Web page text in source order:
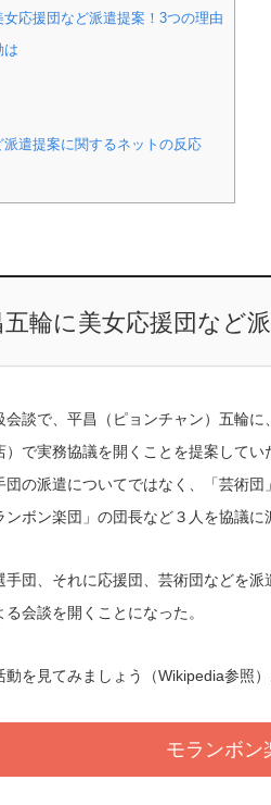
応援団など派遣提案！3つの理由
は
遣提案に関するネットの反応
輪に美女応援団など
談で、平昌（ピョンチャン）五輪
で実務協議を開くことを提案してい
の派遣についてではなく、「芸術団
ボン楽団」の団長など３人を協議に
団、それに応援団、芸術団などを派
会談を開くことになった。
を見てみましょう（Wikipedia参照）
モランボン